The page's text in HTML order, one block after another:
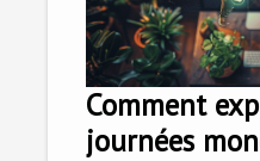
Comment
journées